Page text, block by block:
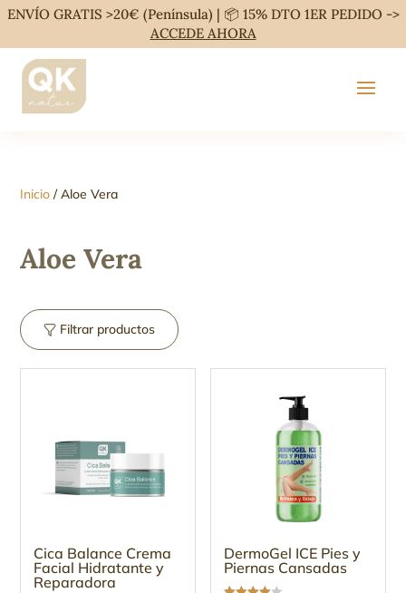
ENVÍO GRATIS >20€ (Península) | 📦 15% DTO 1ER PEDIDO ->
ACCEDE AHORA
Inicio / Aloe Vera
Aloe Vera
Filtrar productos
Cica Balance Crema
Facial Hidratante y
Reparadora
DermoGel ICE Pies y
Piernas Cansadas